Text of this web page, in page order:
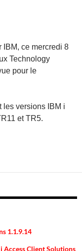
IBM, ce mercredi 8
Technology
pour le
les versions IBM i
et TR5.
/ 7.3 TR11
1.1.9.14
Access Client Solutions